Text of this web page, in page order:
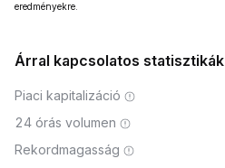
eredményekre.
Árral kapcsolatos statisztikák
Piaci kapitalizáció
24 órás volumen
Rekordmagasság